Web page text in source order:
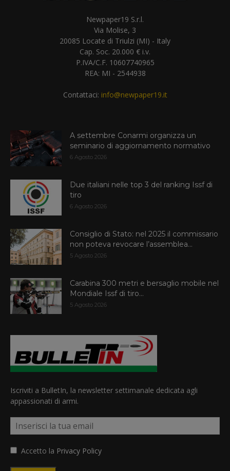
Newpaper19 S.r.l.
Via Molise, 3
20085 Locate di Triulzi (MI) - Italy
Cap. Soc. 20.000 € i.v.
P.IVA/C.F. 10607740965
REA: MI - 2544938
Contattaci: info@newpaper19.it
A settembre Conarmi organizza un
seminario di aggiornamento normativo
6 Agosto 2026
Due italiani nelle top 3 del ranking Issf di
tiro
6 Agosto 2026
Consiglio di Stato: nel 2025 il commissario
non poteva revocare l’assemblea...
5 Agosto 2026
Carabina 300 metri e bersaglio mobile nel
Mondiale Issf di tiro...
5 Agosto 2026
Iscriviti a BulletIn, la newsletter settimanale dedicata agli
appassionati di armi.
Accetto la Privacy Policy